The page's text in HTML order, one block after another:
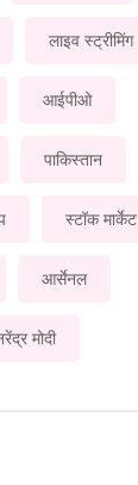
लाइव स्ट्रीमिंग
आईपीओ
पाकिस्तान
स्टॉक मार्केट
आर्सेनल
मोदी